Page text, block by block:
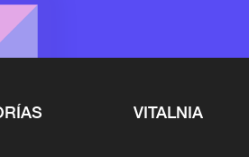
VITALNIA